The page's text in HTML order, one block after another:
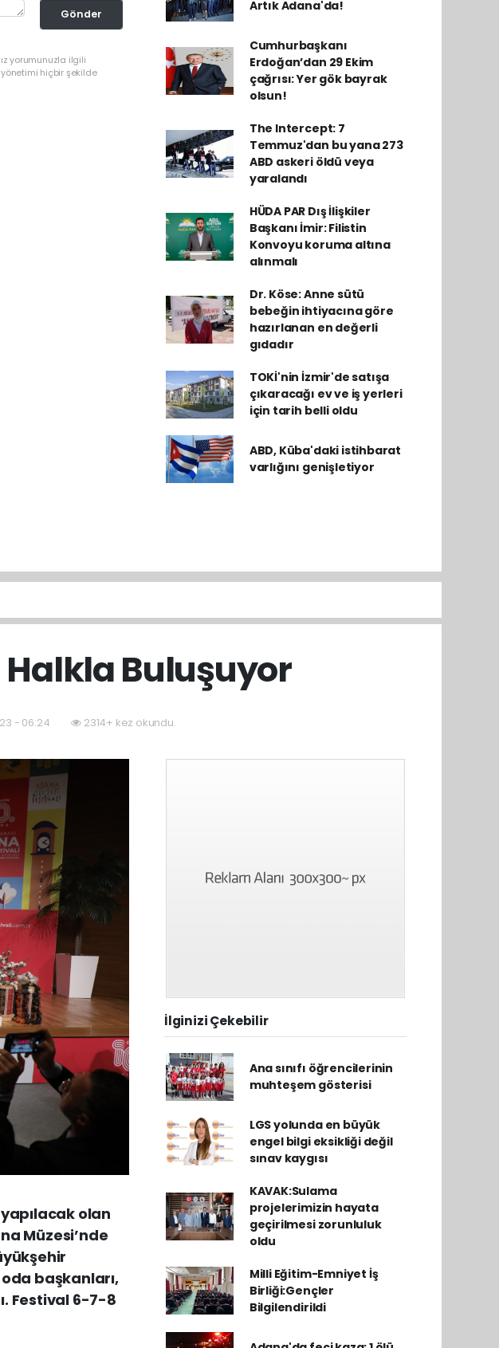
Gönder
yorumunuzla ilgili
hiçbir şekilde
Artık Adana'da!
Cumhurbaşkanı
Erdoğan’dan 29 Ekim
çağrısı: Yer gök bayrak
olsun!
The Intercept: 7
Temmuz'dan bu yana 273
ABD askeri öldü veya
yaralandı
HÜDA PAR Dış İlişkiler
Başkanı İmir: Filistin
Konvoyu koruma altına
alınmalı
Dr. Köse: Anne sütü
bebeğin ihtiyacına göre
hazırlanan en değerli
gıdadır
TOKİ'nin İzmir'de satışa
çıkaracağı ev ve iş yerleri
için tarih belli oldu
ABD, Küba'daki istihbarat
varlığını genişletiyor
Buluşuyor
- 06:24 2314+ kez okundu.
olan
Müzesi’nde
başkanları,
Festival 6-7-8
İlginizi Çekebilir
Ana sınıfı öğrencilerinin
muhteşem gösterisi
LGS yolunda en büyük
engel bilgi eksikliği değil
sınav kaygısı
KAVAK:Sulama
projelerimizin hayata
geçirilmesi zorunluluk
oldu
Milli Eğitim-Emniyet İş
Birliği:Gençler
Bilgilendirildi